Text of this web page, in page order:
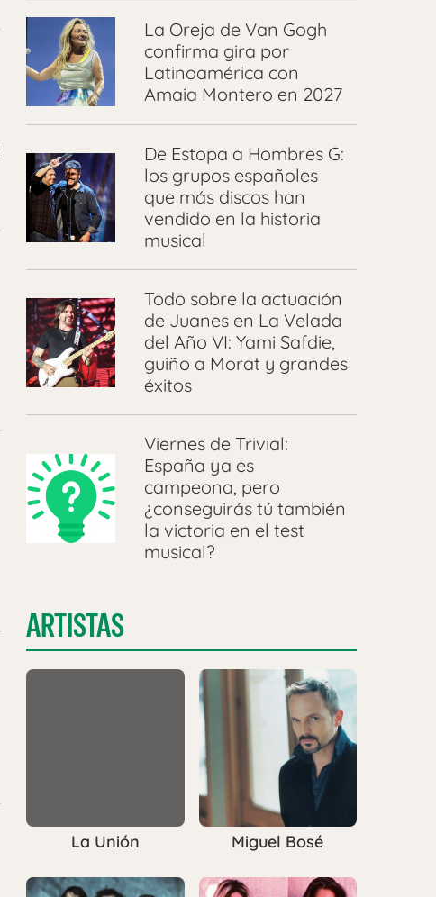
La Oreja de Van Gogh
confirma gira por
Latinoamérica con
Amaia Montero en 2027
De Estopa a Hombres G:
los grupos españoles
que más discos han
vendido en la historia
musical
Todo sobre la actuación
de Juanes en La Velada
del Año VI: Yami Safdie,
guiño a Morat y grandes
éxitos
Viernes de Trivial:
España ya es
campeona, pero
¿conseguirás tú también
la victoria en el test
musical?
ARTISTAS
La Unión Miguel Bosé